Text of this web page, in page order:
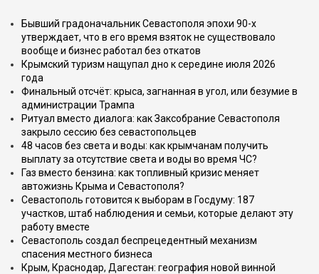
Бывший градоначальник Севастополя эпохи 90-х
утверждает, что в его время взяток не существовало
вообще и бизнес работал без откатов
Крымский туризм нащупал дно к середине июля 2026
года
Финальный отсчёт: крыса, загнанная в угол, или безумие в
администрации Трампа
Ритуал вместо диалога: как Заксобрание Севастополя
закрыло сессию без севастопольцев
48 часов без света и воды: как крымчанам получить
выплату за отсутствие света и воды во время ЧС?
Газ вместо бензина: как топливный кризис меняет
автожизнь Крыма и Севастополя?
Севастополь готовится к выборам в Госдуму: 187
участков, штаб наблюдения и семьи, которые делают эту
работу вместе
Севастополь создал беспрецедентный механизм
спасения местного бизнеса
Крым, Краснодар, Дагестан: география новой винной